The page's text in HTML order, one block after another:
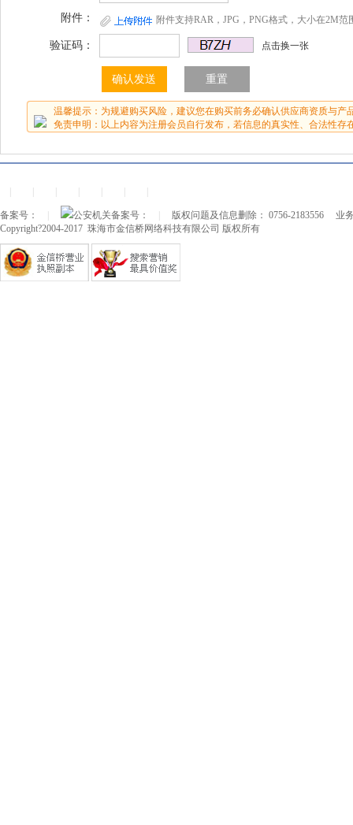
附件： 附件支持RAR，JPG，PNG格式，大小在2M范
验证码： 点击换一张
温馨提示：为规避购买风险，建议您在购买前务必确认供应商资质与产
免责申明：以上内容为注册会员自行发布，若信息的真实性、合法性存
备案号： 公安机关备案号： 版权问题及信息删除： 0756-2183556
业
Copyright?2004-2017 珠海市金信桥网络科技有限公司 版权所有